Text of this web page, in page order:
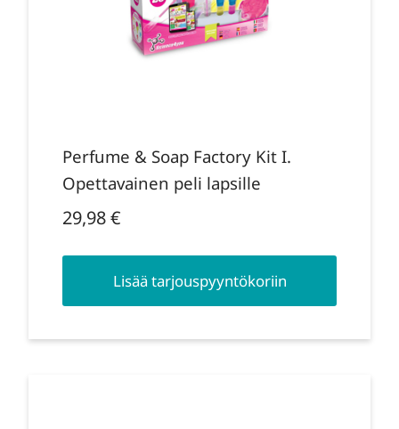
Perfume & Soap Factory Kit I.
Opettavainen peli lapsille
29,98€
Lisää tarjouspyyntökoriin